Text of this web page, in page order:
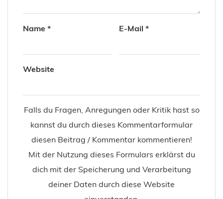
Name * E-Mail *
Website
Falls du Fragen, Anregungen oder Kritik hast so
kannst du durch dieses Kommentarformular
diesen Beitrag / Kommentar kommentieren!
Mit der Nutzung dieses Formulars erklärst du
dich mit der Speicherung und Verarbeitung
deiner Daten durch diese Website